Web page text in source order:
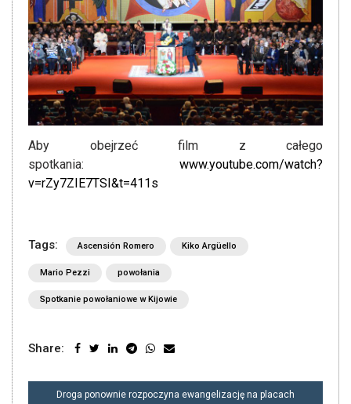
Aby obejrzeć film z całego
spotkania: www.youtube.com/watch?
v=rZy7ZIE7TSI&t=411s
Tags: Ascensión Romero Kiko Argüello
Mario Pezzi powołania
Spotkanie powołaniowe w Kijowie
Share:
NAWIGACJA
Droga ponownie rozpoczyna ewangelizację na placach